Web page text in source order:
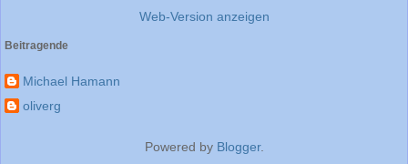
Web-Version anzeigen
Beitragende
Michael Hamann
oliverg
Powered by Blogger.